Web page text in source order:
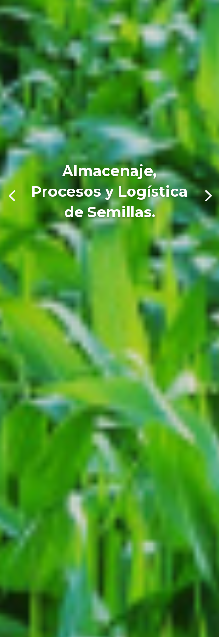
Almacenaje,
Procesos y Logística
de Semillas.